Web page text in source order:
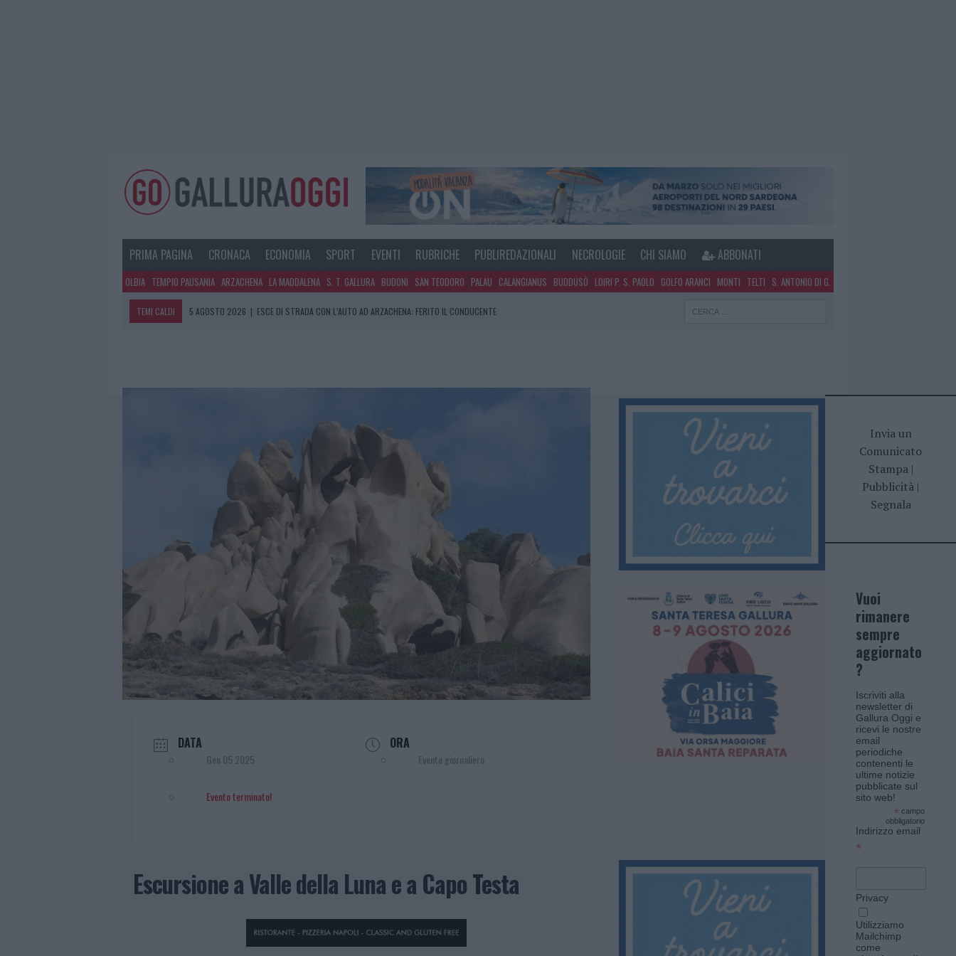
PRIMA PAGINA CRONACA ECONOMIA SPORT EVENTI RUBRICHE PUBLIREDAZIONALI NECROLOGIE CHI SIAMO ABBONATI
OLBIA TEMPIO PAUSANIA ARZACHENA LA MADDALENA S. T. GALLURA BUDONI SAN TEODORO PALAU CALANGIANUS BUDDUSÒ LOIRI P. S. PAOLO GOLFO ARANCI MONTI TELTI S. ANTONIO DI G.
TEMI CALDI 5 AGOSTO 2026 | TURISTE SI PERDONO A TAVOLARA: SALVATE DAI VIGILI DEL FUOCO
ESCE DI STRADA CON L’AUTO AD ARZACHENA: FERITO IL CONDUCENTE
DATA
Gen 05 2025
Evento terminato!
ORA
Evento giornaliero
Escursione a Valle della Luna e a Capo Testa
Invia un
Comunicato
Stampa|
Pubblicità |
Segnala
Vuoi
rimanere
sempre
aggiornato
?
Iscriviti alla
newsletter di
Gallura Oggi e
ricevi le nostre
email
periodiche
contenenti le
ultime notizie
pubblicate sul
sito web!
* campo
obbligatorio
Indirizzo email
*
Privacy
Utilizziamo
Mailchimp
come